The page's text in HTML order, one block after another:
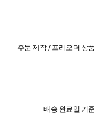
주문 제작 / 프리오더 상
배송 완료일 기